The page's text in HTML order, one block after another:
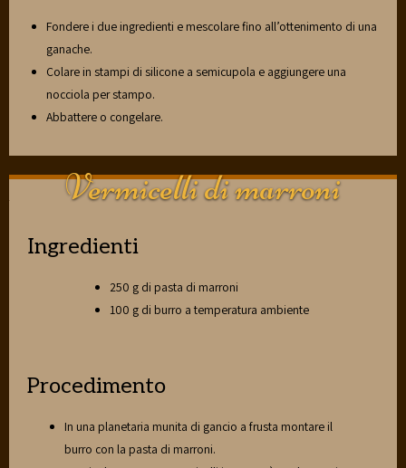
Fondere i due ingredienti e mescolare fino all’ottenimento di una
ganache.
Colare in stampi di silicone a semicupola e aggiungere una
nocciola per stampo.
Abbattere o congelare.
Vermicelli di marroni
Ingredienti
250 g di pasta di marroni
100 g di burro a temperatura ambiente
Procedimento
In una planetaria munita di gancio a frusta montare il
burro con la pasta di marroni.